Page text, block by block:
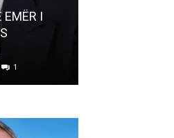
I
1